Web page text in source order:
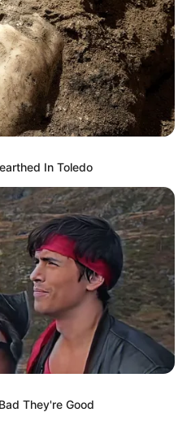
aki belehalt a
Zsombika
hónappal
In Toledo
They're Good